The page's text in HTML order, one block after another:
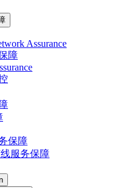
Assurance
障
保障
服务保障